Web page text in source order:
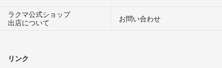
ラクマ公式ショップ
出店について
お問い合わせ
リンク